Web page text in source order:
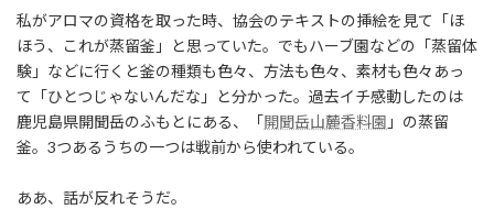
私がアロマの資格を取った時、協会のテキストの挿絵を見て「ほ
ほう、これが蒸留釜」と思っていた。でもハーブ園などの「蒸留体
験」などに行くと釜の種類も色々、方法も色々、素材も色々あっ
て「ひとつじゃないんだな」と分かった。過去イチ感動したのは
鹿児島県開聞岳のふもとにある、「開聞岳山麓香料園 」の蒸留
釜。3つあるうちの一つは戦前から使われている。
ああ、話が反れそうだ。